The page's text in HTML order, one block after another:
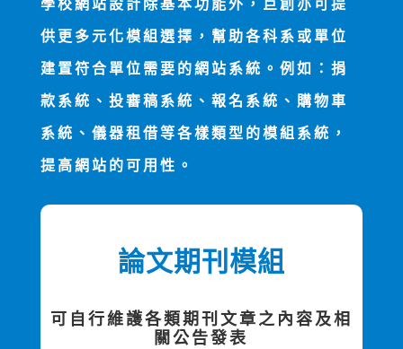
學校網站設計除基本功能外，巨創亦可提
供更多元化模組選擇，幫助各科系或單位
建置符合單位需要的網站系統。例如：捐
款系統、投審稿系統、報名系統、購物車
系統、儀器租借等各樣類型的模組系統，
提高網站的可用性。
論文期刊模組
可自行維護各類期刊文章之內容及相
關公告發表